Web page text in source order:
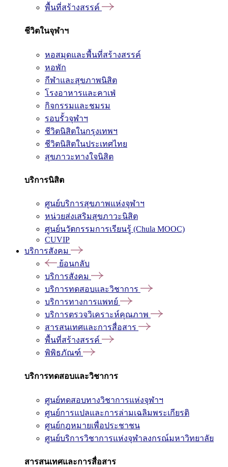
พื้นที่สร้างสรรค์
ชีวิตในจุฬาฯ
หอสมุดและพื้นที่สร้างสรรค์
หอพัก
กีฬาและสุขภาพนิสิต
โรงอาหารและคาเฟ่
กิจกรรมและชมรม
รอบรั้วจุฬาฯ
ชีวิตนิสิตในกรุงเทพฯ
ชีวิตนิสิตในประเทศไทย
สุขภาวะทางใจนิสิต
บริการนิสิต
ศูนย์บริการสุขภาพแห่งจุฬาฯ
หน่วยส่งเสริมสุขภาวะนิสิต
ศูนย์นวัตกรรมการเรียนรู้ (Chula MOOC)
CUVIP
บริการสังคม
ย้อนกลับ
บริการสังคม
บริการทดสอบและวิชาการ
บริการทางการแพทย์
บริการตรวจวิเคราะห์คุณภาพ
สารสนเทศและการสื่อสาร
พื้นที่สร้างสรรค์
พิพิธภัณฑ์
บริการทดสอบและวิชาการ
ศูนย์ทดสอบทางวิชาการแห่งจุฬาฯ
ศูนย์การแปลและการล่ามเฉลิมพระเกียรติ
ศูนย์กฎหมายเพื่อประชาชน
ศูนย์บริการวิชาการแห่งจุฬาลงกรณ์มหาวิทยาลัย
สารสนเทศและการสื่อสาร